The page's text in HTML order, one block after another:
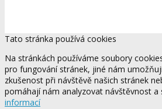
Tato stránka používá cookies
Na stránkách používáme soubory
pro fungování stránek, jiné nám
zkušenost při návštěvě našich stránek
pomáhají nám analyzovat návštěvnost a
informací